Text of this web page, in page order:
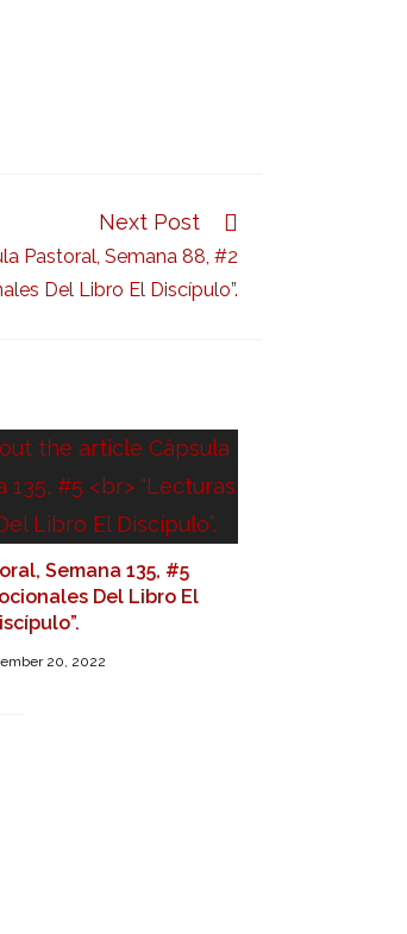
Next Post
Pastoral, Semana 88, #2
Del Libro El Discípulo”.
Semana 135, #5
Del Libro El
20, 2022